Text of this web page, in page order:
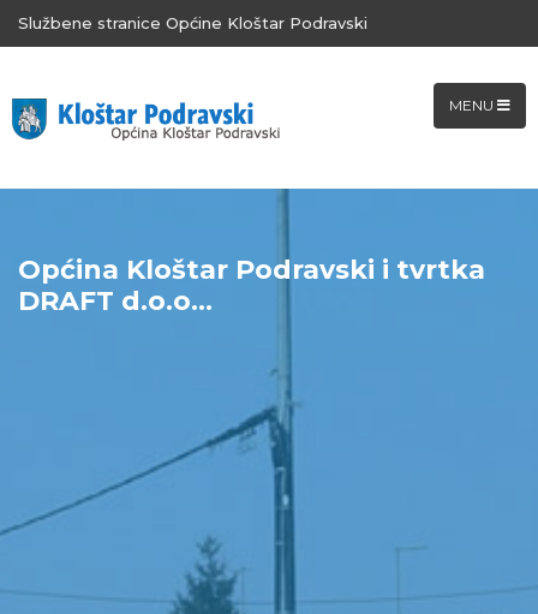
Službene stranice Općine Kloštar Podravski
MENU
Općina Kloštar Podravski i tvrtka
DRAFT d.o.o...